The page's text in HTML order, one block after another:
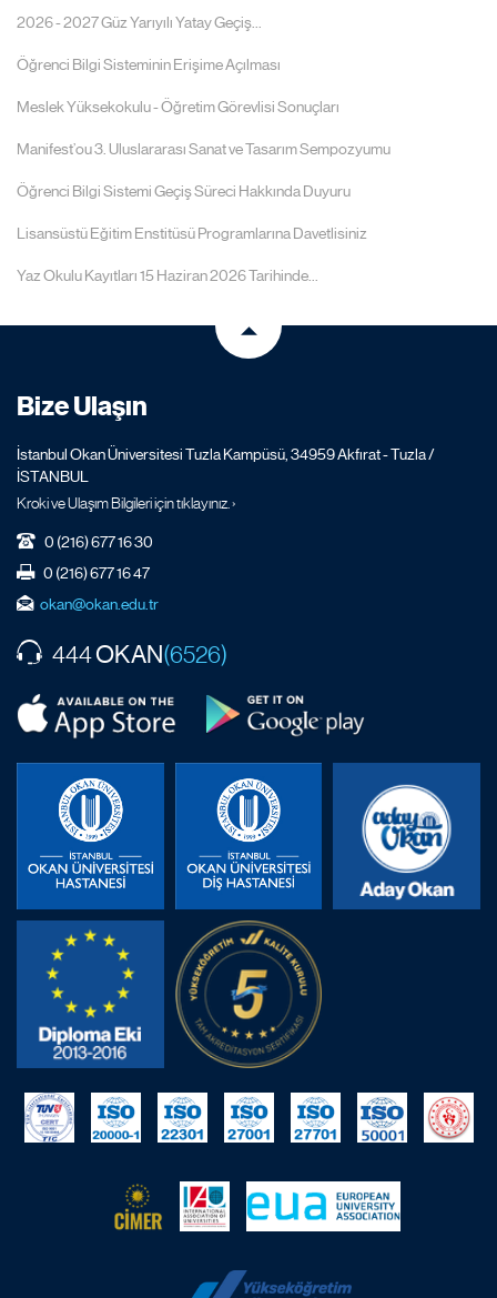
2026 - 2027 Güz Yarıyılı Yatay Geçiş...
Öğrenci Bilgi Sisteminin Erişime Açılması
Meslek Yüksekokulu - Öğretim Görevlisi Sonuçları
Manifest’ou 3. Uluslararası Sanat ve Tasarım Sempozyumu
Öğrenci Bilgi Sistemi Geçiş Süreci Hakkında Duyuru
Lisansüstü Eğitim Enstitüsü Programlarına Davetlisiniz
Yaz Okulu Kayıtları 15 Haziran 2026 Tarihinde...
Bize Ulaşın
İstanbul Okan Üniversitesi Tuzla Kampüsü, 34959 Akfırat - Tuzla /
İSTANBUL
Kroki ve Ulaşım Bilgileri için tıklayınız. ›
0 (216) 677 16 30
0 (216) 677 16 47
okan@okan.edu.tr
444OKAN(6526)